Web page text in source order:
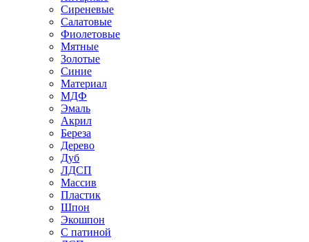
Сиреневые
Салатовые
Фиолетовые
Мятные
Золотые
Синие
Материал
МДФ
Эмаль
Акрил
Береза
Дерево
Дуб
ЛДСП
Массив
Пластик
Шпон
Экошпон
С патиной